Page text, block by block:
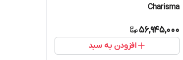
Charisma
56,945,000
افزودن به سبد